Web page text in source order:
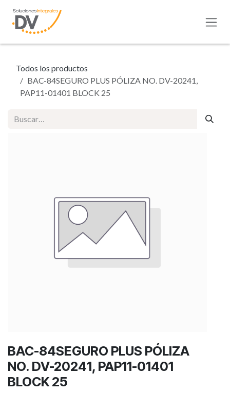
Todos los productos
BAC-84SEGURO PLUS PÓLIZA NO. DV-20241,
PAP11-01401 BLOCK 25
BAC-84SEGURO PLUS PÓLIZA
NO. DV-20241, PAP11-01401
BLOCK 25